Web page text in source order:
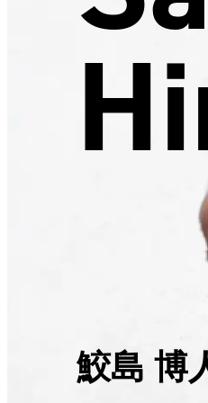
鮫島 博